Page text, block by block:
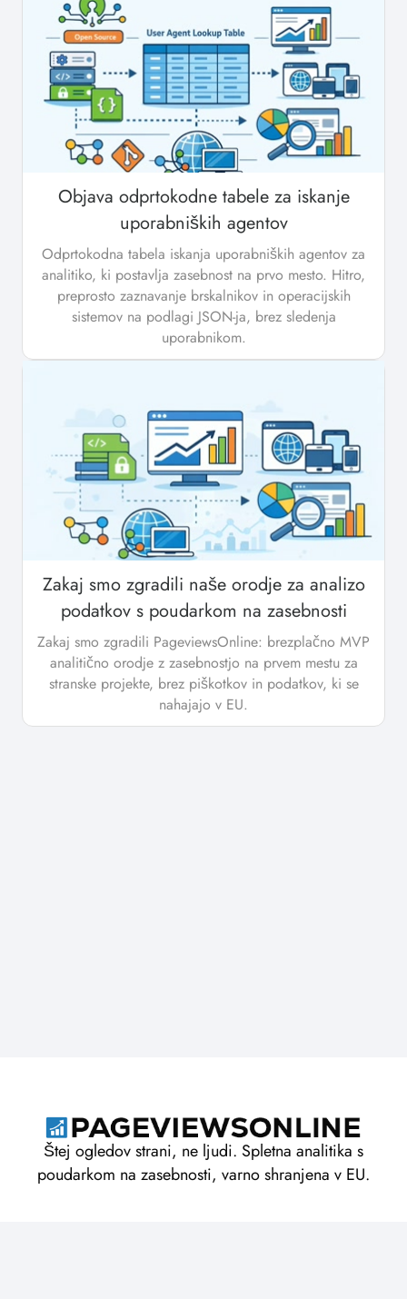
Objava odprtokodne tabele za iskanje
uporabniških agentov
Odprtokodna tabela iskanja uporabniških agentov za
analitiko, ki postavlja zasebnost na prvo mesto. Hitro,
preprosto zaznavanje brskalnikov in operacijskih
sistemov na podlagi JSON-ja, brez sledenja
uporabnikom.
Zakaj smo zgradili naše orodje za analizo
podatkov s poudarkom na zasebnosti
Zakaj smo zgradili PageviewsOnline: brezplačno MVP
analitično orodje z zasebnostjo na prvem mestu za
stranske projekte, brez piškotkov in podatkov, ki se
nahajajo v EU.
Štej ogledov strani, ne ljudi. Spletna analitika s
poudarkom na zasebnosti, varno shranjena v EU.